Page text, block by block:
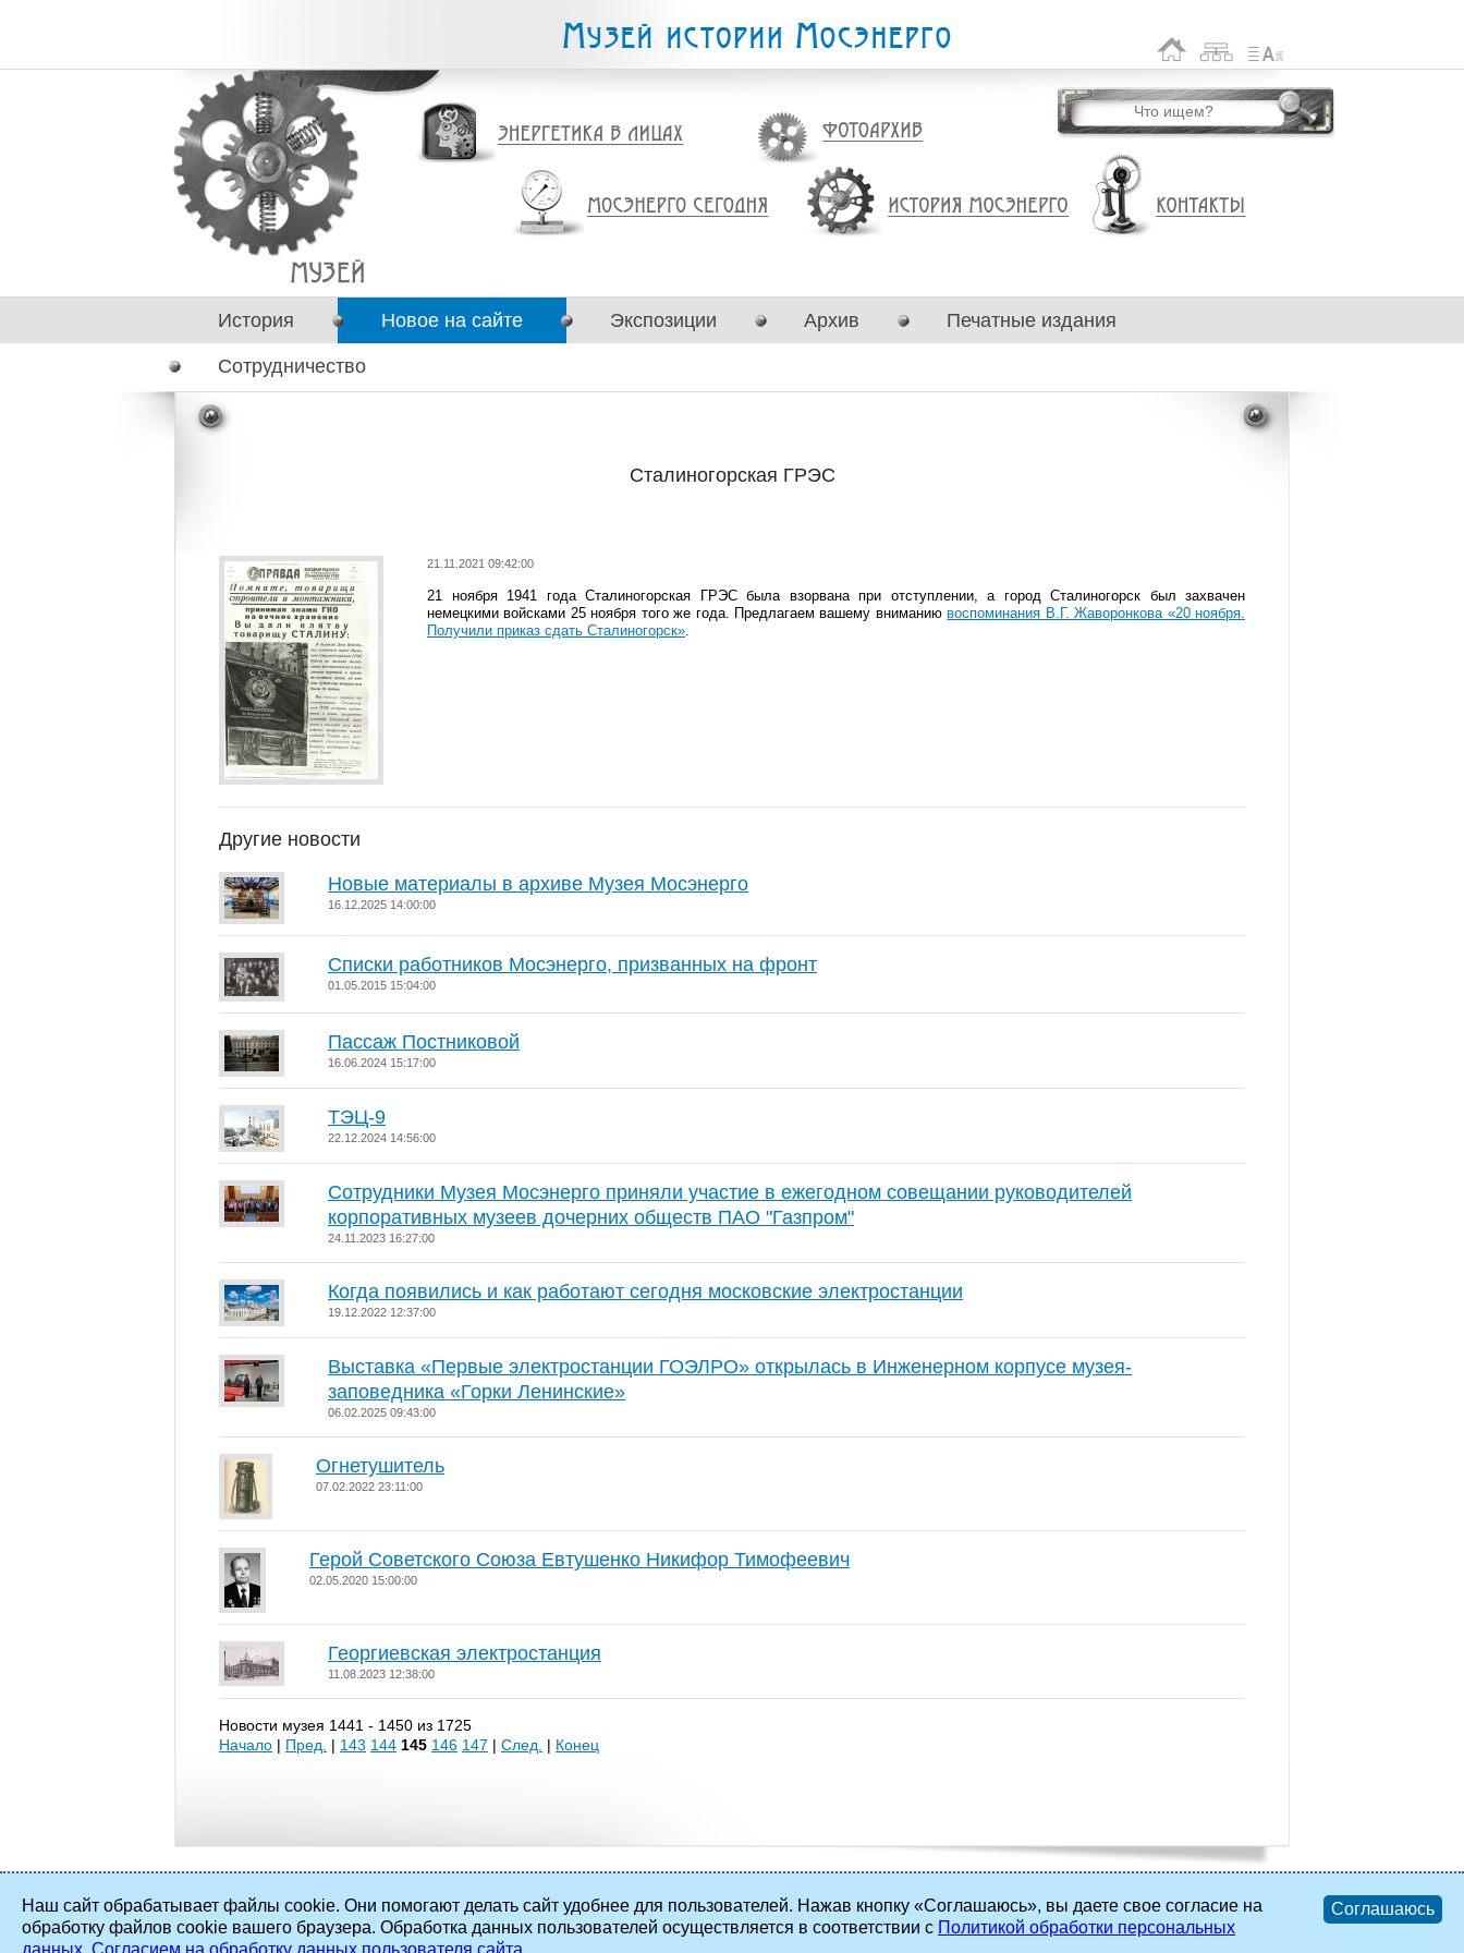
История Новое на сайте Экспозиции Архив Печатные издания
Сотрудничество
Сталиногорская ГРЭС
21.11.2021 09:42:00
21 ноября 1941 года Сталиногорская ГРЭС была взорвана при отступлении, а город Сталиногорск был захвачен
немецкими войсками 25 ноября того же года. Предлагаем вашему вниманиювоспоминания В.Г. Жаворонкова «20 ноября.
Получили приказ сдать Сталиногорск».
Другие новости
Новые материалы в архиве Музея Мосэнерго
16.12.2025 14:00:00
Списки работников Мосэнерго, призванных на фронт
01.05.2015 15:04:00
Пассаж Постниковой
16.06.2024 15:17:00
ТЭЦ-9
22.12.2024 14:56:00
Сотрудники Музея Мосэнерго приняли участие в ежегодном совещании руководителей
корпоративных музеев дочерних обществ ПАО "Газпром"
24.11.2023 16:27:00
Когда появились и как работают сегодня московские электростанции
19.12.2022 12:37:00
Выставка «Первые электростанции ГОЭЛРО» открылась в Инженерном корпусе музея-
заповедника «Горки Ленинские»
06.02.2025 09:43:00
Огнетушитель
07.02.2022 23:11:00
Герой Советского Союза Евтушенко Никифор Тимофеевич
02.05.2020 15:00:00
Георгиевская электростанция
11.08.2023 12:38:00
Новости музея 1441 - 1450 из 1725
Начало | Пред. | 143 144 145 146 147 | След. | Конец
2002 - 2026 ©ПАО «Мосэнерго». Все права защищены.
Наш сайт обрабатывает файлы cookie. Они помогают делать сайт удобнее для пользователей. Нажав кнопку «Соглашаюсь», вы даете свое согласие на
обработку файлов cookie вашего браузера. Обработка данных пользователей осуществляется в соответствии с Политикой обработки персональных
данных Согласием на обработку данных пользователя сайта
Соглашаюсь